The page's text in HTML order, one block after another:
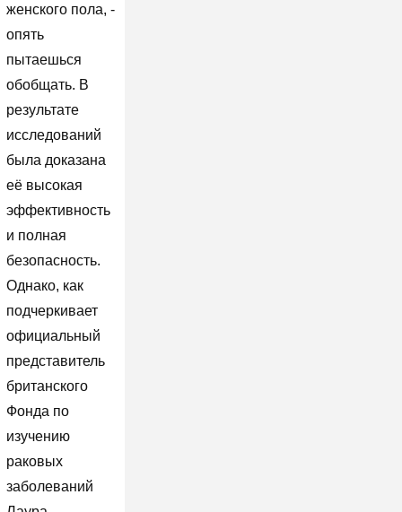
женского пола, -
опять
пытаешься
обобщать. В
результате
исследований
была доказана
её высокая
эффективность
и полная
безопасность.
Однако, как
подчеркивает
официальный
представитель
британского
Фонда по
изучению
раковых
заболеваний